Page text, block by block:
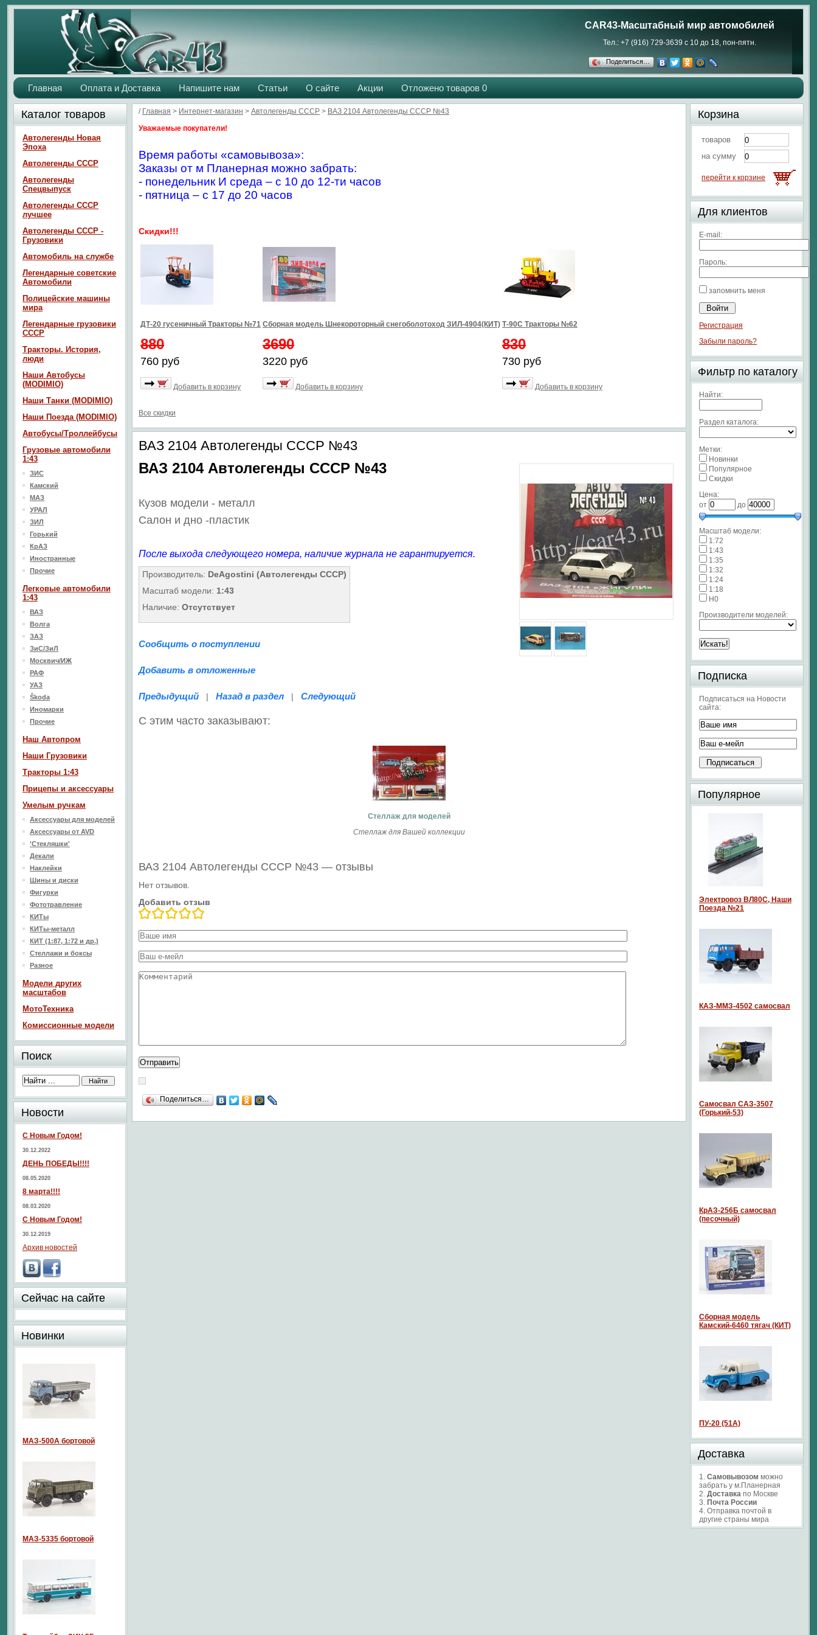
CAR43-Масштабный мир автомобилей
Тел.: +7 (916) 729-3639 с 10 до 18, пон-пятн.
Поделиться…
Главная Оплата и Доставка Напишите нам Статьи О сайте Акции Отложено товаров 0
/ Главная > Интернет-магазин > Автолегенды СССР > ВАЗ 2104 Автолегенды СССР №43
Уважаемые покупатели!
Время работы «самовывоза»:
Заказы от м Планерная можно забрать:
- понедельник И среда – с 10 до 12-ти часов
- пятница – с 17 до 20 часов
Скидки!!!
ДТ-20 гусеничный Тракторы №71
880
760 руб
Добавить в корзину
Сборная модель Шнекороторный снегоболотоход ЗИЛ-4904(КИТ)
3690
3220 руб
Добавить в корзину
Т-90С Тракторы №62
830
730 руб
Добавить в корзину
Все скидки
ВАЗ 2104 Автолегенды СССР №43
ВАЗ 2104 Автолегенды СССР №43
Кузов модели - металл
Салон и дно -пластик
После выхода следующего номера, наличие журнала не гарантируется.
Производитель: DeAgostini (Автолегенды СССР)
Масштаб модели: 1:43
Наличие: Отсутствует
Сообщить о поступлении
Добавить в отложенные
Предыдущий | Назад в раздел | Следующий
С этим часто заказывают:
Стеллаж для моделей
Стеллаж для Вашей коллекции
ВАЗ 2104 Автолегенды СССР №43 — отзывы
Нет отзывов.
Добавить отзыв
Поделиться…
Каталог товаров
Автолегенды Новая
Эпоха
Автолегенды СССР
Автолегенды
Спецвыпуск
Автолегенды СССР
лучшее
Автолегенды СССР -
Грузовики
Автомобиль на службе
Легендарные советские
Автомобили
Полицейские машины
мира
Легендарные грузовики
СССР
Тракторы. История,
люди
Наши Автобусы
(MODIMIO)
Наши Танки (MODIMIO)
Наши Поезда (MODIMIO)
Автобусы/Троллейбусы
Грузовые автомобили
1:43
ЗИС
Камский
МАЗ
УРАЛ
ЗИЛ
Горький
КрАЗ
Иностранные
Прочие
Легковые автомобили
1:43
ВАЗ
Волга
ЗАЗ
ЗиС/ЗиЛ
Москвич/ИЖ
РАФ
УАЗ
Škoda
Иномарки
Прочие
Наш Aвтопром
Наши Грузовики
Тракторы 1:43
Прицепы и аксессуары
Умелым ручкам
Аксессуары для моделей
Аксессуары от AVD
'Стекляшки'
Декали
Наклейки
Шины и диски
Фигурки
Фототравление
КИТы
КИТы-металл
КИТ (1:87, 1:72 и др.)
Стеллажи и боксы
Разное
Модели других
масштабов
МотоТехника
Комиссионные модели
Поиск
Новости
С Новым Годом!
30.12.2022
ДЕНЬ ПОБЕДЫ!!!!
08.05.2020
8 марта!!!!
08.03.2020
С Новым Годом!
30.12.2019
Архив новостей
Сейчас на сайте
Новинки
МАЗ-500А бортовой
МАЗ-5335 бортовой
Корзина
товаров
на сумму
перейти к корзине
Для клиентов
E-mail:
Пароль:
запомнить меня
Регистрация
Забыли пароль?
Фильтр по каталогу
Найти:
Раздел каталога:
Метки:
Новинки
Популярное
Скидки
Цена:
от
до
Масштаб модели:
1:72
1:43
1:35
1:32
1:24
1:18
H0
Производители моделей:
Подписка
Подписаться на Новости
сайта:
Популярное
Электровоз ВЛ80С, Наши
Поезда №21
КАЗ-ММЗ-4502 самосвал
Самосвал САЗ-3507
(Горький-53)
КрАЗ-256Б самосвал
(песочный)
Сборная модель
Камский-6460 тягач (КИТ)
ПУ-20 (51А)
Доставка
1. Самовывозом можно
забрать у м.Планерная
2. Доставка по Москве
3. Почта России
4. Отправка почтой в
другие страны мира